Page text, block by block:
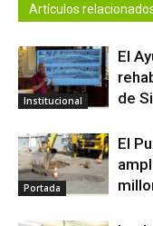
Artículos
Institucional
El
de
Portada
El